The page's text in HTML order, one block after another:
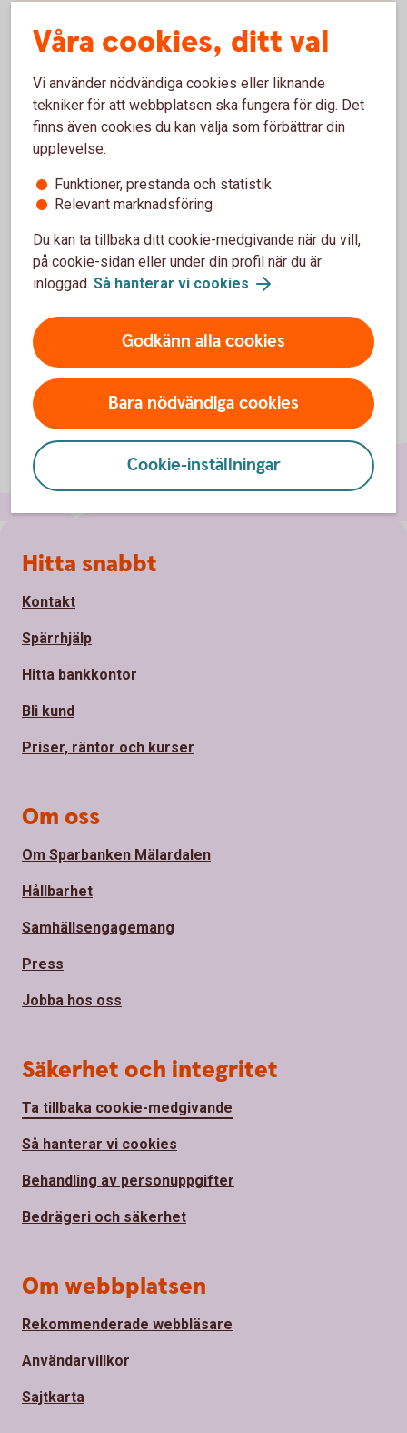
Vill du kunna ta betalt online?
Möter du dina kunder via en e-handel, hemsida eller
app? Ta betalt online med de mest populära
betalsätten.
Ta betalt online
Våra cookies, ditt val
Vi använder nödvändiga cookies eller liknande
tekniker för att webbplatsen ska fungera för dig. Det
finns även cookies du kan välja som förbättrar din
upplevelse:
Funktioner, prestanda och statistik
Relevant marknadsföring
Du kan ta tillbaka ditt cookie-medgivande när du vill,
på cookie-sidan eller under din profil när du är
inloggad. Så hanterar vi cookies .
Godkänn alla cookies
Bara nödvändiga cookies
Cookie-inställningar
Sidfot
Hitta snabbt
Kontakt
Spärrhjälp
Hitta bankkontor
Bli kund
Priser, räntor och kurser
Om oss
Om Sparbanken Mälardalen
Hållbarhet
Samhällsengagemang
Press
Jobba hos oss
Säkerhet och integritet
Ta tillbaka cookie-medgivande
Så hanterar vi cookies
Behandling av personuppgifter
Bedrägeri och säkerhet
Om webbplatsen
Rekommenderade webbläsare
Användarvillkor
Sajtkarta